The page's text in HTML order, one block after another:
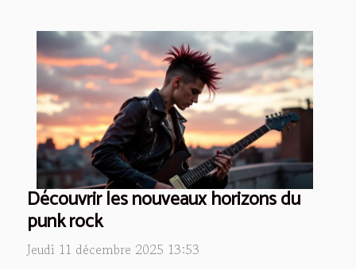
Découvrir les nouveaux horizons du
punk rock
Jeudi 11 décembre 2025 13:53